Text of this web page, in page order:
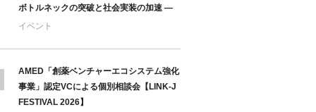
ボトルネックの突破と社会実装の加速 ―
イベント
AMED「創薬ベンチャーエコシステム強化
事業」認定VCによる個別相談会【LINK-J
FESTIVAL 2026】